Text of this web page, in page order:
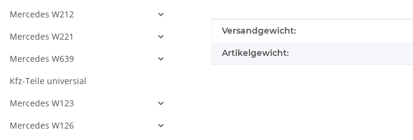
Produkteigenschaft
Wert
Versandgewicht:
Artikelgewicht:
Mercedes W212
Mercedes W221
Mercedes W639
Kfz-Teile universial
Mercedes W123
Mercedes W126